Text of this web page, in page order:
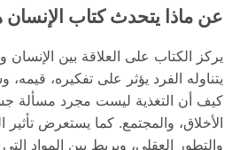
عن ماذا يتحدث كتاب الإنسان
يركز الكتاب على العلاقة بين
يتناوله الفرد يؤثر على تفكيره،
كيف أن التغذية ليست مجرد مسألة
الأخلاق، والمجتمع. كما يستعرض تأثير
والتطور العقلي، ويربط بين المواد